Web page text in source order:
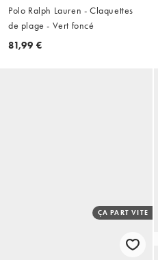
Polo Ralph Lauren - Claquettes
de plage - Vert foncé
81,99 €
ÇA PART VITE